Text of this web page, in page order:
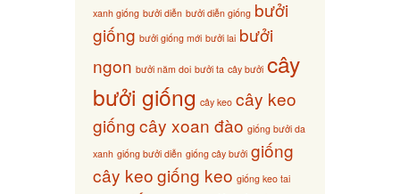
xanh giống bưởi diễn bưởi diễn giống bưởi
giống bưởi giống mới bưởi lai bưởi
ngon bưởi năm doi bưởi ta cây bưởi cây
bưởi giống cây keo cây keo
giốngcây xoan đào giống bưởi da
xanh giống bưởi diễn giống cây bưởi giống
cây keogiống keo giống keo tai